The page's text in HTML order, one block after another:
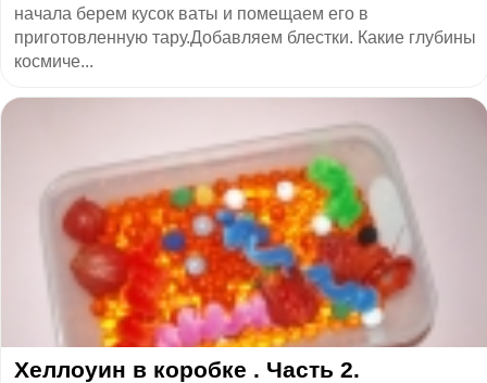
начала берем кусок ваты и помещаем его в
приготовленную тару.Добавляем блестки. Какие глубины
космиче...
Хеллоуин в коробке . Часть 2.